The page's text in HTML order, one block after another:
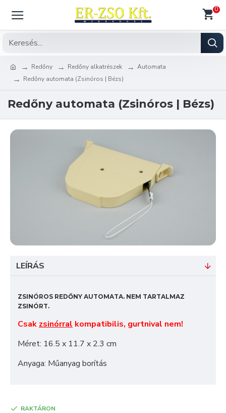
0
Redőny Redőny alkatrészek
Automata
Redőny automata (Zsinóros | Bézs)
Redőny automata (Zsinóros | Bézs)
LEÍRÁS
ZSINÓROS REDŐNY AUTOMATA. NEM TARTALMAZ
ZSINÓRT.
Csak zsinórral kompatibilis, gurtnival nem!
Méret: 16.5 x 11.7 x 2.3 cm
Anyaga: Műanyag borítás
RAKTÁRON